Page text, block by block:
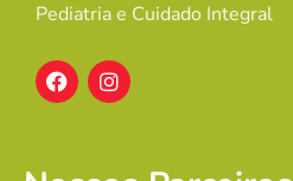
Pediatria e Cuidado Integral